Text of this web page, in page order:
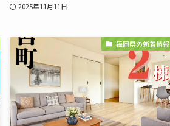
2025年11月11日
福岡県の新着情報